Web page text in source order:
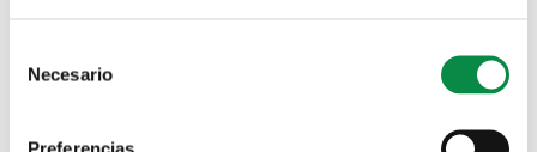
Selection
Necesario
Preferencias